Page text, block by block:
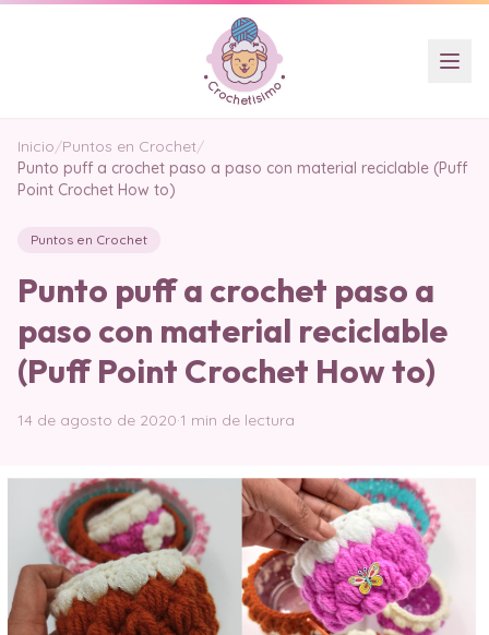
Inicio/Puntos en Crochet/
Punto puff a crochet paso a paso con material reciclable (Puff
Point Crochet How to)
Puntos en Crochet
Punto puff a crochet paso a
paso con material reciclable
(Puff Point Crochet How to)
14 de agosto de 2020·1 min de lectura